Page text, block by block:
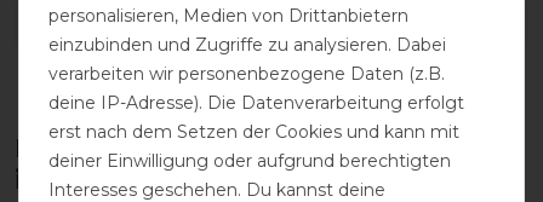
DETAILS ZUR PRODUKTSICHERHEIT
Diese Produkte könnten dich auch
interessieren
personalisieren, Medien von Drittanbietern
einzubinden und Zugriffe zu analysieren. Dabei
verarbeiten wir personenbezogene Daten (z.B.
deine IP-Adresse). Die Datenverarbeitung erfolgt
erst nach dem Setzen der Cookies und kann mit
deiner Einwilligung oder aufgrund berechtigten
Interesses geschehen. Du kannst deine